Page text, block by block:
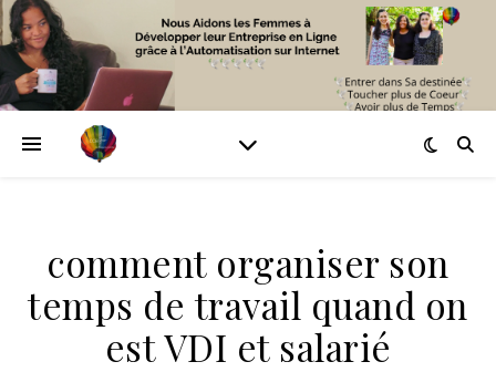
comment organiser son
temps de travail quand on
est VDI et salarié